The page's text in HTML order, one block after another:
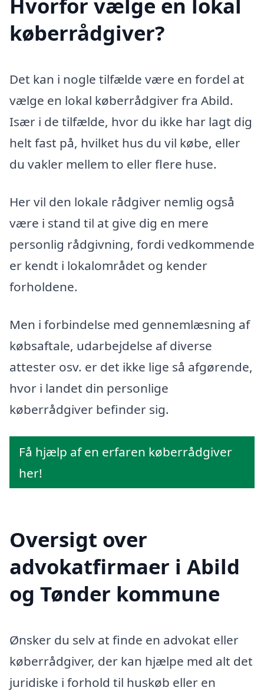
Hvorfor vælge en lokal
køberrådgiver?
Det kan i nogle tilfælde være en fordel at
vælge en lokal køberrådgiver fra Abild.
Især i de tilfælde, hvor du ikke har lagt dig
helt fast på, hvilket hus du vil købe, eller
du vakler mellem to eller flere huse.
Her vil den lokale rådgiver nemlig også
være i stand til at give dig en mere
personlig rådgivning, fordi vedkommende
er kendt i lokalområdet og kender
forholdene.
Men i forbindelse med gennemlæsning af
købsaftale, udarbejdelse af diverse
attester osv. er det ikke lige så afgørende,
hvor i landet din personlige
køberrådgiver befinder sig.
Få hjælp af en erfaren køberrådgiver
her!
Oversigt over
advokatfirmaer i Abild
og Tønder kommune
Ønsker du selv at finde en advokat eller
køberrådgiver, der kan hjælpe med alt det
juridiske i forhold til huskøb eller en